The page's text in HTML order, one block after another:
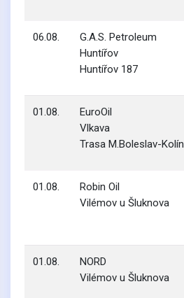
06.08.
G.A.S. Petroleum
Huntířov
Huntířov 187
01.08.
EuroOil
Vlkava
Trasa M.Boleslav-Kolín
01.08.
Robin Oil
Vilémov u Šluknova
01.08.
NORD
Vilémov u Šluknova